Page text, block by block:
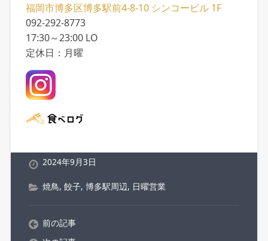
福岡市博多区博多駅前4-8-10 シンコービル 1F
092-292-8773
17:30～23:00 LO
定休日：月曜
2024年9月3日
焼鳥, 餃子, 博多駅周辺, 日曜営業
前の記事